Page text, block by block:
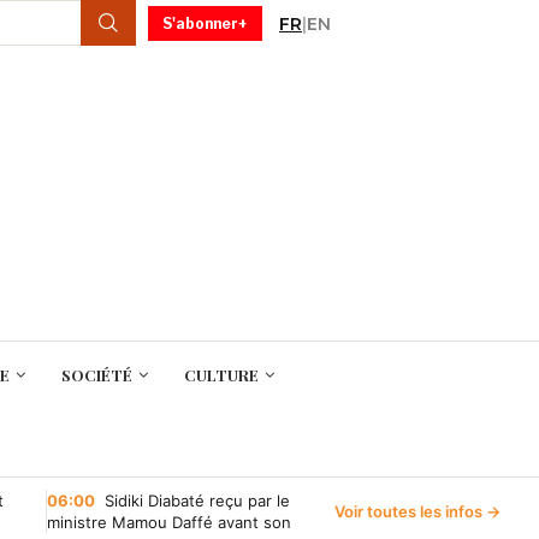
S'abonner+ FR|EN
SOCIÉTÉ CULTURE
06:00 Sidiki Diabaté reçu par le
ministre Mamou Daffé avant son
Voir toutes les infos →